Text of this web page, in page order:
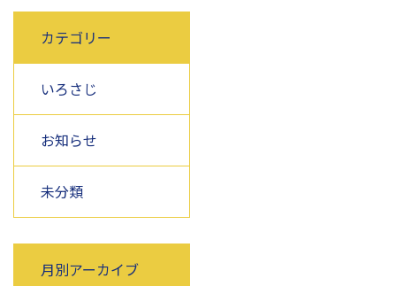
カテゴリー
いろさじ
お知らせ
未分類
月別アーカイブ